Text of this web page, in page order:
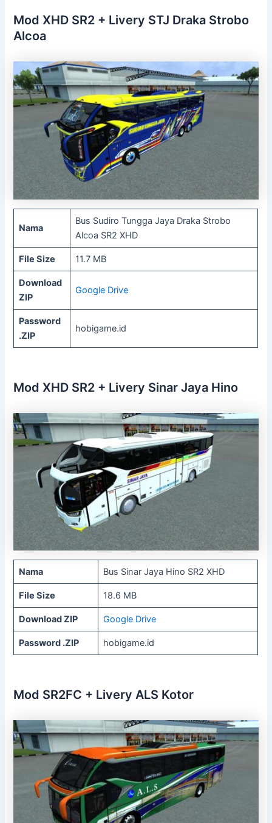
Mod XHD SR2 + Livery STJ Draka Strobo
Alcoa
Nama
Bus Sudiro Tungga Jaya Draka Strobo
Alcoa SR2 XHD
File Size 11.7 MB
Download
ZIP
Google Drive
Password
.ZIP
hobigame.id
Mod XHD SR2 + Livery Sinar Jaya Hino
Nama Bus Sinar Jaya Hino SR2 XHD
File Size 18.6 MB
Download ZIP Google Drive
Password .ZIP hobigame.id
Mod SR2FC + Livery ALS Kotor